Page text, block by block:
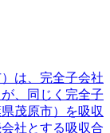
は、完全子会社
、同じく完全子
茂原市）を吸収
社とする吸収合